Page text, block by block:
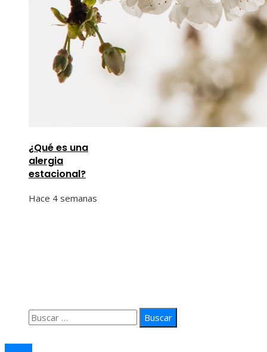
¿Qué es una
alergia
estacional?
Hace 4 semanas
Buscar: